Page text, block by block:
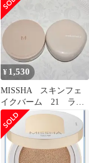
¥ 1,530
MISSHA スキンフェ
イクバーム 21 ライ
トベージュ ミシャ ま
とめ売り